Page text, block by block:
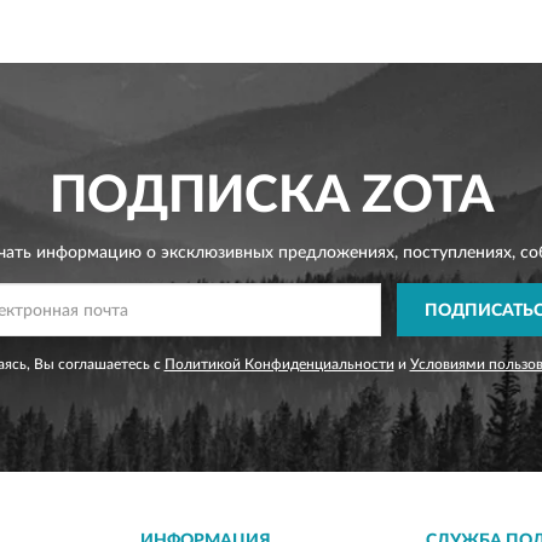
ПОДПИСКАZOTA
информацию о эксклюзивных предложениях,поступлениях,
Вы соглашаетесь с Политикой Конфиденциальности и Условиями